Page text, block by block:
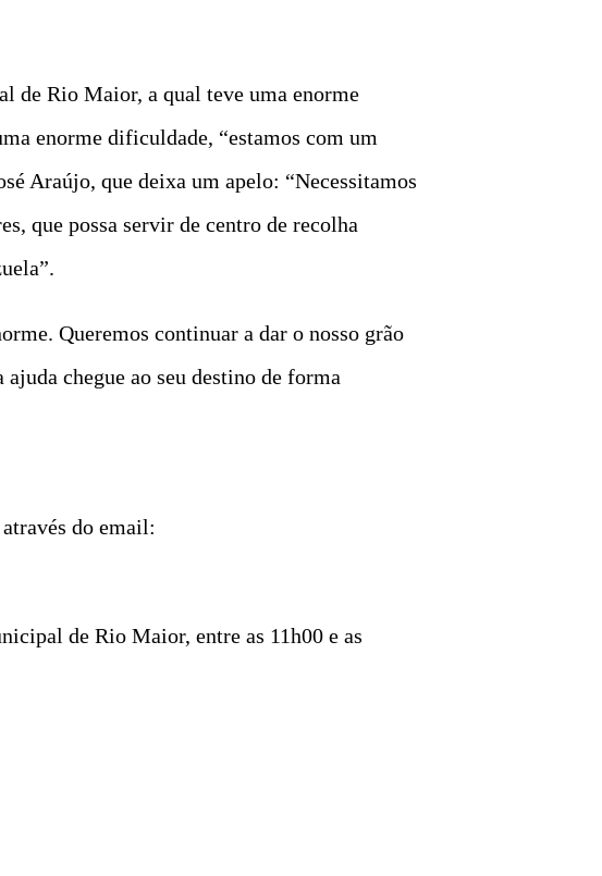
de Rio Maior, a qual teve uma enorme
enorme dificuldade, “estamos com um
Araújo, que deixa um apelo: “Necessitamos
que possa servir de centro de recolha
Queremos continuar a dar o nosso grão
chegue ao seu destino de forma
do email:
de Rio Maior, entre as 11h00 e as